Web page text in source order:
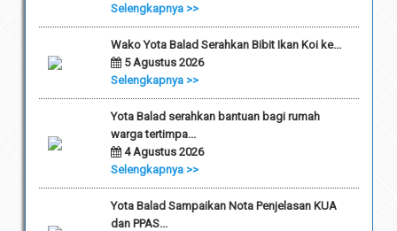
Selengkapnya >>
Wako Yota Balad Serahkan Bibit Ikan Koi ke...
5 Agustus 2026
Selengkapnya >>
Yota Balad serahkan bantuan bagi rumah
warga tertimpa...
4 Agustus 2026
Selengkapnya >>
Yota Balad Sampaikan Nota Penjelasan KUA
dan PPAS...